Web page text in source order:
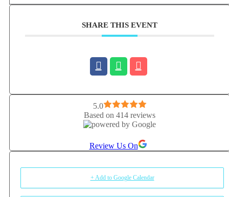
SHARE THIS EVENT
5.0
Based on 414 reviews
Review Us On
+ Add to Google Calendar